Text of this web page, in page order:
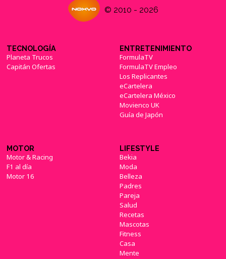
© 2010 - 2026
TECNOLOGÍA
Planeta Trucos
Capitán Ofertas
ENTRETENIMIENTO
FormulaTV
FormulaTV Empleo
Los Replicantes
eCartelera
eCartelera México
Movienco UK
Guía de Japón
MOTOR
Motor & Racing
F1 al día
Motor 16
LIFESTYLE
Bekia
Moda
Belleza
Padres
Pareja
Salud
Recetas
Mascotas
Fitness
Casa
Mente